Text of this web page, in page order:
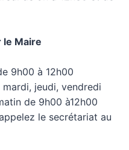
le Maire
9h00 à 12h00
jeudi, vendredi
de 9h00 à12h00
le secrétariat au